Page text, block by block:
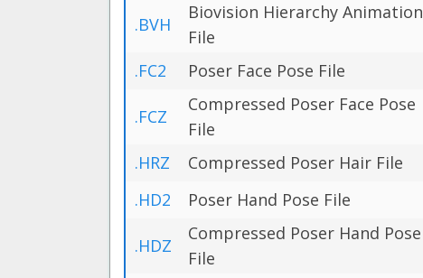
.BVH
Biovision Hierarchy Animation
File
.FC2
Poser Face Pose File
.FCZ
Compressed Poser Face Pose
File
.HRZ
Compressed Poser Hair File
.HD2
Poser Hand Pose File
.HDZ
Compressed Poser Hand Pose
File